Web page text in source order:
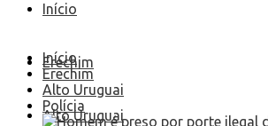
Início
Erechim
Alto Uruguai
Início
Erechim
Alto Uruguai
Polícia